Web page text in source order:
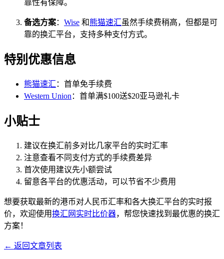
靠性有保障。
备选方案： Wise 和熊猫速汇虽然手续费稍高，但都是可
靠的换汇平台，支持多种支付方式。
特别优惠信息
熊猫速汇 ：首单免手续费
Western Union ：首单满$100送$20亚马逊礼卡
小贴士
建议在换汇前多对比几家平台的实时汇率
注意查看不同支付方式的手续费差异
首次使用建议先小额尝试
留意各平台的优惠活动，可以节省不少费用
想要获取最新的港币对人民币汇率和各大换汇平台的实时报
价，欢迎使用换汇网实时比价器，帮您快速找到最优惠的换汇
方案！
← 返回文章列表